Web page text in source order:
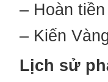
– Hoàn
– Kiến
Lịch sử